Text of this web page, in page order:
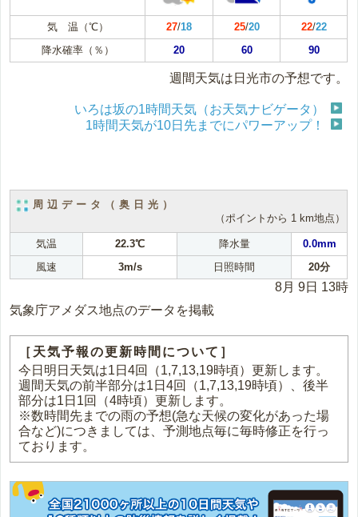
気 温（℃） 27/18 25/20 22/22
降水確率（％）
20 60 90
週間天気は日光市の予想です。
いろは坂の1時間天気（お天気ナビゲータ）
1時間天気が10日先までにパワーアップ！
周辺データ（奥日光）
（ポイントから 1 km地点）
気温 22.3℃ 降水量
0.0mm
風速
3m/s 日照時間 20分
8月 9日 13時
気象庁アメダス地点のデータを掲載
［天気予報の更新時間について］
今日明日天気は1日4回（1,7,13,19時頃）更新します。
週間天気の前半部分は1日4回（1,7,13,19時頃）、後半
部分は1日1回（4時頃）更新します。
※数時間先までの雨の予想(急な天候の変化があった場
合など)につきましては、予測地点毎に毎時修正を行っ
ております。